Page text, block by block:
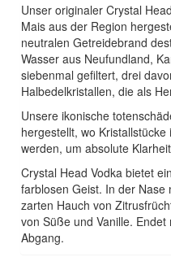
Unser originaler Crystal
Mais aus der Region
neutralen Getreidebrand
Wasser aus Neufundland,
siebenmal gefiltert, drei
Halbedelkristallen, die als
Unsere ikonische
hergestellt, wo
werden, um absolute
Crystal Head Vodka bietet
farblosen Geist. In der
zarten Hauch von
von Süße und Vanille.
Abgang.